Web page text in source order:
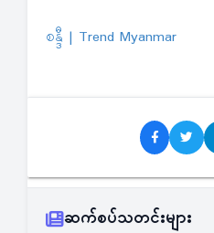
စန္ဒီ | Trend Myanmar
ဆက်စပ်သတင်းများ